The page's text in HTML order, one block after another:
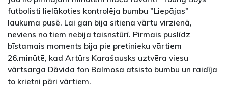
futbolisti lielākoties kontrolēja bumbu "Liepājas"
laukuma pusē. Lai gan bija sitiena vārtu virzienā,
neviens no tiem nebija taisnstūrī. Pirmais puslīdz
bīstamais moments bija pie pretinieku vārtiem
26.minūtē, kad Artūrs Karašausks uztvēra viesu
vārtsarga Dāvida fon Balmosa atsisto bumbu un raidīja
to krietni pāri vārtiem.